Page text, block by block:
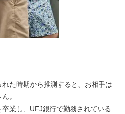
た時期から推測すると、お相手は
。
業し、UFJ銀行で勤務されている